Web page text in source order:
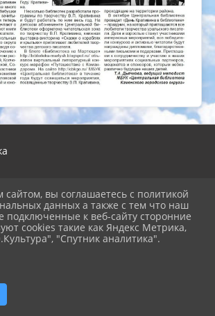
персональных данных
вы соглашаетесь с политикой
данных а также с тем что наш
подключенные к веб-сайту сторонние
cookies такие как Яндекс Метрика,
"Спутник аналитика".